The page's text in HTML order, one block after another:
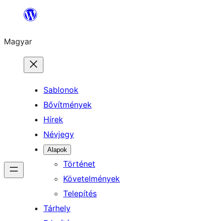
Ugrás
tartalomhoz
Magyar
Sablonok
Bővítmények
Hírek
Névjegy
Alapok
Történet
Követelmények
Telepítés
Tárhely